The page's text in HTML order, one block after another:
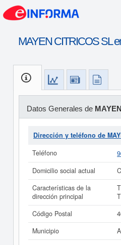
MAYEN CITRICOS SL
Datos Generales de
Dirección y teléfono de
Teléfono
Domicilio social actual
Características de la
dirección principal
Código Postal
Municipio